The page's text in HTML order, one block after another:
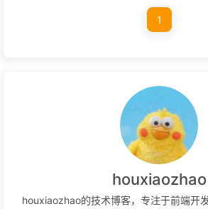
1
houxiaozhao
houxiaozhao的技术博客，专注于前端开